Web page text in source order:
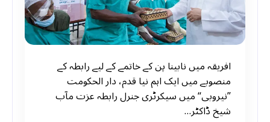
افریقہ میں نابینا پن کے خاتمے کے لیے رابطہ کے
منصوبے میں ایک اہم نیا قدم، دار الحکومت
”نیروبی“ میں سیکرٹری جنرل رابطہ عزت مآب
شیخ ڈاکٹر…